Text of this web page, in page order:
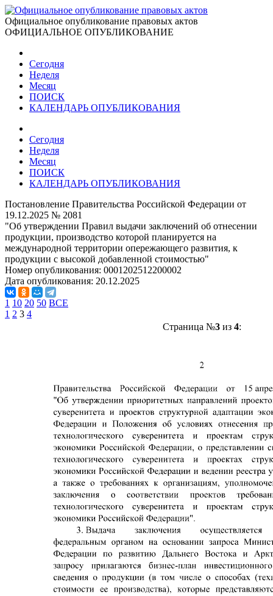
Официальное опубликование правовых актов
ОФИЦИАЛЬНОЕ ОПУБЛИКОВАНИЕ
Сегодня
Неделя
Месяц
ПОИСК
КАЛЕНДАРЬ ОПУБЛИКОВАНИЯ
Сегодня
Неделя
Месяц
ПОИСК
КАЛЕНДАРЬ ОПУБЛИКОВАНИЯ
Постановление Правительства Российской Федерации от
19.12.2025 № 2081
"Об утверждении Правил выдачи заключений об отнесении
продукции, производство которой планируется на
международной территории опережающего развития, к
продукции с высокой добавленной стоимостью"
Номер опубликования: 0001202512200002
Дата опубликования: 20.12.2025
1 10 20 50 ВСЕ
1 2 3 4
Страница №3из 4: